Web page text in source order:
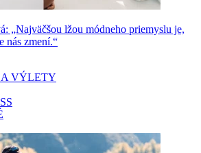
„Najväčšou lžou módneho priemyslu je,
nás zmení.“
VÝLETY